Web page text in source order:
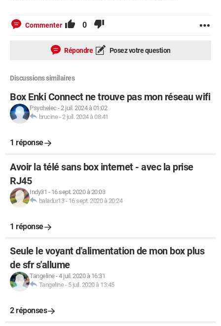
Commenter 0
Répondre Posez votre question
Discussions similaires
Box Enki Connect ne trouve pas mon réseau wifi
Psychelec -2 juil. 2024 à 01:02
brucine-2 juil. 2024 à 08:41
1 réponse
Avoir la télé sans box internet - avec la prise
RJ45
Indy31 - 16 sept. 2020 à 20:03
baladur13- 16 sept. 2020 à 20:24
1 réponse
Seule le voyant d'alimentation de mon box plus
de sfr s'allume
Tangeline-4 juil. 2020 à 16:31
Tangeline- 5 juil. 2020 à 13:45
2 réponses